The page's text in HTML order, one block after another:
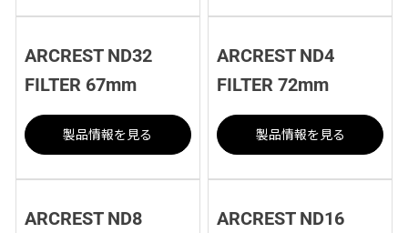
ARCREST ND32
FILTER 67mm
製品情報を見る
ARCREST ND4
FILTER 72mm
製品情報を見る
ARCREST ND8
ARCREST ND16